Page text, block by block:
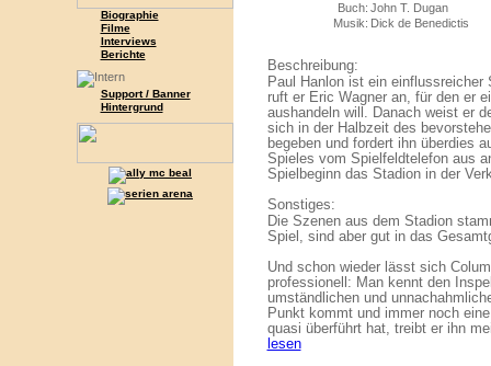
Biographie
Filme
Interviews
Berichte
Support / Banner
Hintergrund
Buch: John T. Dugan
Musik: Dick de Benedictis
Beschreibung:
Paul Hanlon ist ein einflussreicher
ruft er Eric Wagner an, für den er
aushandeln will. Danach weist er
sich in der Halbzeit des
begeben und fordert ihn überdies
Spieles vom Spielfeldtelefon aus
Spielbeginn das Stadion in der
Sonstiges:
Die Szenen aus dem Stadion
Spiel, sind aber gut in das
Und schon wieder lässt sich
professionell: Man kennt den
umständlichen und
Punkt kommt und immer noch
quasi überführt hat, treibt er ihn
lesen